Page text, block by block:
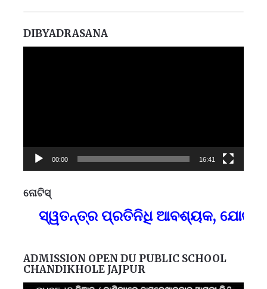
DIBYADRASANA
00:00 16:41
ନୋଟିସ୍
ସ୍ୱତନ୍ତ୍ର ପ୍ରତିନିଧି ଆବଶ୍ୟକ,
ADMISSION OPEN DU PUBLIC SCHOOL
CHANDIKHOLE JAJPUR